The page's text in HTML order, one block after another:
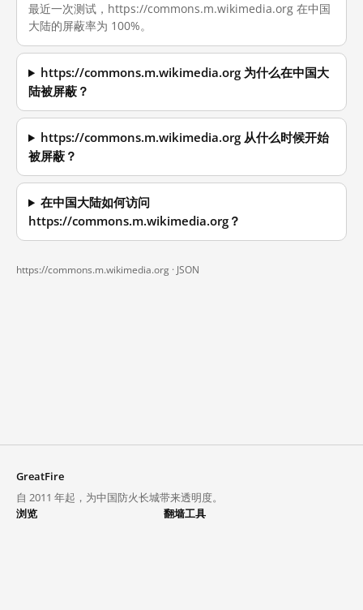
最近一次测试，https://commons.m.wikimedia.org 在中国
大陆的屏蔽率为 100%。
https://commons.m.wikimedia.org 为什么在中国大
陆被屏蔽？
https://commons.m.wikimedia.org 从什么时候开始
被屏蔽？
在中国大陆如何访问
https://commons.m.wikimedia.org？
https://commons.m.wikimedia.org · JSON
GreatFire
自 2011 年起，为中国防火长城带来透明度。
浏览
翻墙工具